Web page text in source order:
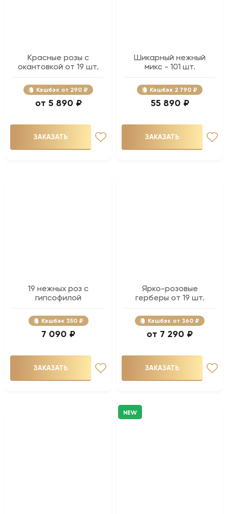
Красные розы с
окантовкой от 19 шт.
Кэшбэк 290 ₽
5 890 ₽
ЗАКАЗАТЬ
Шикарный нежный
микс - 101 шт.
Кэшбэк 2 790 ₽
55 890 ₽
ЗАКАЗАТЬ
19 нежных роз с
гипсофилой
Кэшбэк 350 ₽
7 090 ₽
ЗАКАЗАТЬ
Ярко-розовые
герберы от 19 шт.
Кэшбэк 360 ₽
7 290 ₽
ЗАКАЗАТЬ
NEW